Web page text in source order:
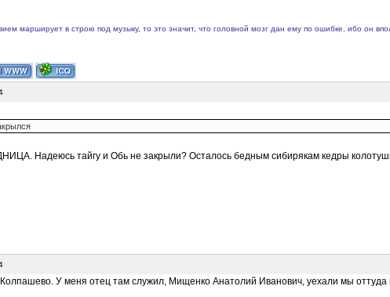
марширует в строю под музыку, то это значит, что головной мозг дан ему по ошибке, ибо он
Надеюсь тайгу и Обь не закрыли? Осталось бедным сибирякам кедры
У меня отец там служил, Мищенко Анатолий Иванович, уехали мы оттуда